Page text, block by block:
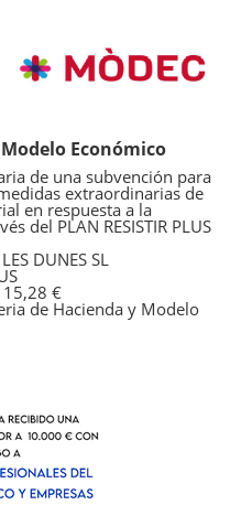
Económico
de una subvención para
extraordinarias de
en respuesta a la
del PLAN RESISTIR PLUS
DUNES SL
€
de Hacienda y Modelo